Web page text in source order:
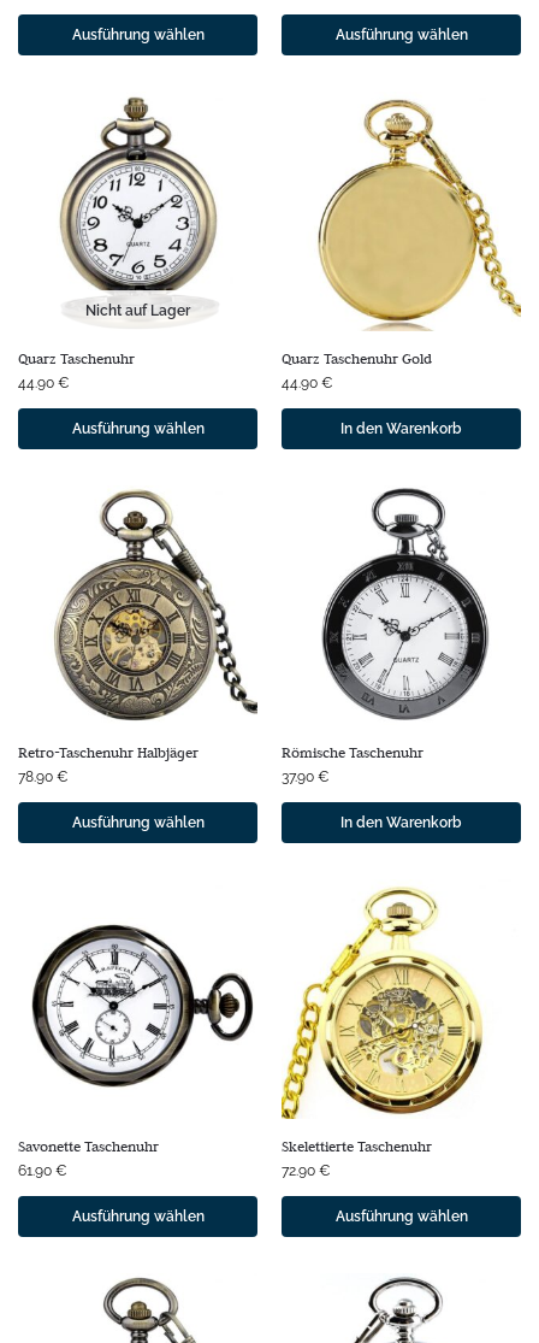
Ausführung wählen Ausführung wählen
Nicht auf Lager
Quarz Taschenuhr
44.90 €
Ausführung wählen
Quarz Taschenuhr Gold
44.90 €
In den Warenkorb
Retro-Taschenuhr Halbjäger
78.90 €
Ausführung wählen
Römische Taschenuhr
37.90 €
In den Warenkorb
Savonette Taschenuhr
61.90 €
Ausführung wählen
Skelettierte Taschenuhr
72.90 €
Ausführung wählen